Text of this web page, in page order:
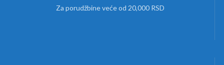
Za porudžbine veće od 20,000 RSD